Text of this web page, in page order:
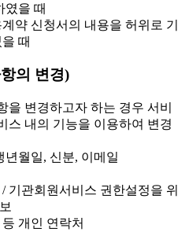
였을 때
계약 신청서의 내용을 허위로 기
때
의 변경)
을 변경하고자 하는 경우 서비
스 내의 기능을 이용하여 변경
월일, 신분, 이메일
기관회원서비스 권한설정을 위
개인 연락처